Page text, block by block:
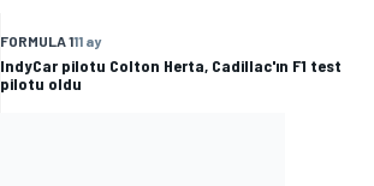
FORMULA 111 ay
IndyCar pilotu Colton Herta, Cadillac'ın F1 test
pilotu oldu